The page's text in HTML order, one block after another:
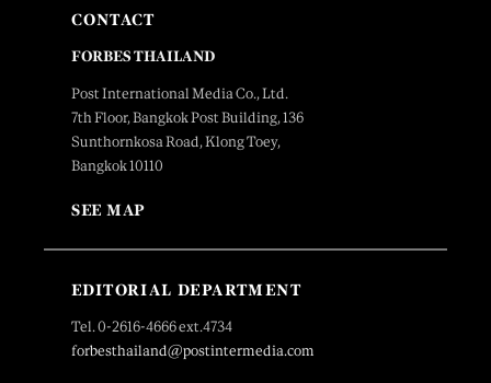
CONTACT
FORBES THAILAND
Post International Media Co., Ltd.
7th Floor, Bangkok Post Building, 136
Sunthornkosa Road, Klong Toey,
Bangkok 10110
SEE MAP
EDITORIAL DEPARTMENT
Tel. 0-2616-4666 ext.4734
forbesthailand@postintermedia.com